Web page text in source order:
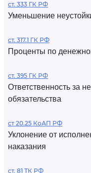
ст. 333 ГК РФ
Уменьшение
ст. 317.1 ГК РФ
Проценты по
ст. 395 ГК РФ
Ответственность за
обязательства
ст 20.25 КоАП РФ
Уклонение от
наказания
ст. 81 ТК РФ